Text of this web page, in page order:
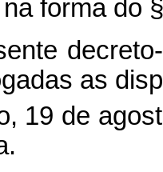
forma do
as
19 de